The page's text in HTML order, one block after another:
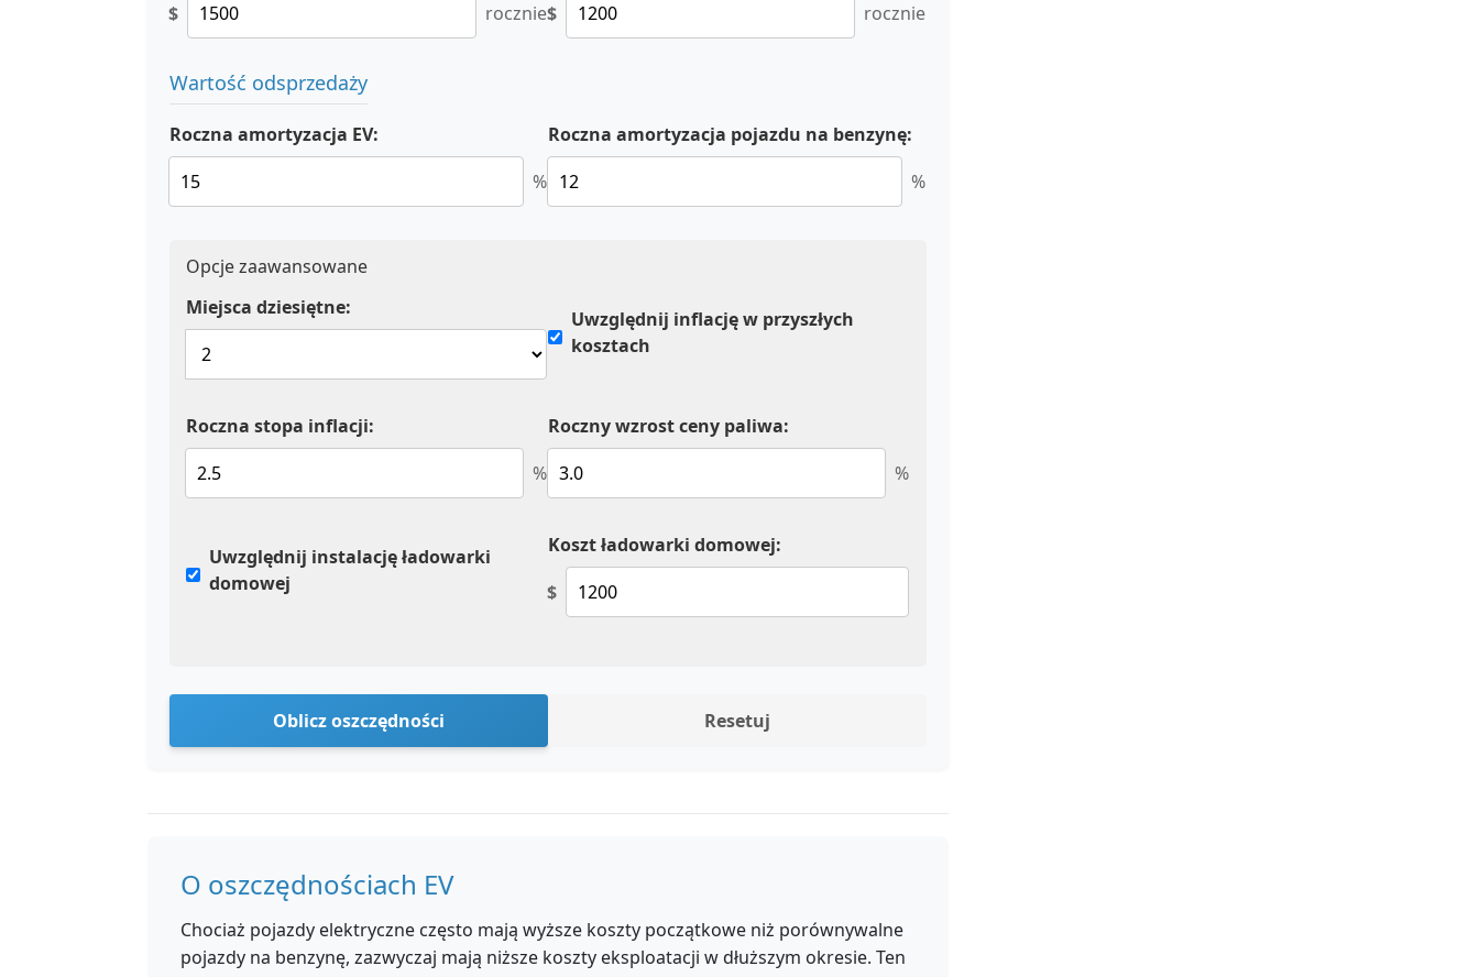
$
rocznie$
rocznie
Wartość odsprzedaży
Roczna amortyzacja EV:
%
Roczna amortyzacja pojazdu na benzynę:
%
Opcje zaawansowane
Miejsca dziesiętne:
Uwzględnij inflację w przyszłych
kosztach
Roczna stopa inflacji:
%
Roczny wzrost ceny paliwa:
%
Uwzględnij instalację ładowarki
domowej
Koszt ładowarki domowej:
$
Oblicz oszczędności Resetuj
O oszczędnościach EV
Chociaż pojazdy elektryczne często mają wyższe koszty początkowe niż porównywalne
pojazdy na benzynę, zazwyczaj mają niższe koszty eksploatacji w dłuższym okresie. Ten